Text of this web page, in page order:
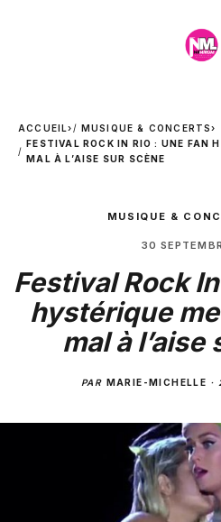
ACCUEIL› MUSIQUE & CONCERTS›
FESTIVAL ROCK IN RIO : UNE FAN
MAL À L’AISE SUR SCÈNE
MUSIQUE &
30
Festival Rock
hystérique
mal à
PAR MARIE-MICHELLE ·